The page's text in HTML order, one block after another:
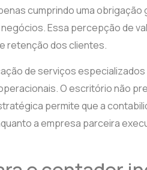
cumprindo uma obrigação
Essa percepção de
retenção dos clientes.
de serviços especializados
O escritório não
permite que a
a empresa parceira